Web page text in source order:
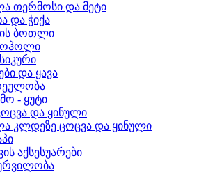
თერმოსი და მეტი
და ჭიქა
ბოთლი
და ყავა
- ყუტი
და ყინული
კლდეზე ცოცვა და ყინული
აქსესუარები